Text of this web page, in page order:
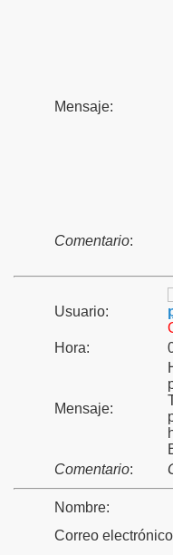
Mensaje:
Comentario:
Usuario:
Hora:
Mensaje:
Comentario:
Nombre:
Correo